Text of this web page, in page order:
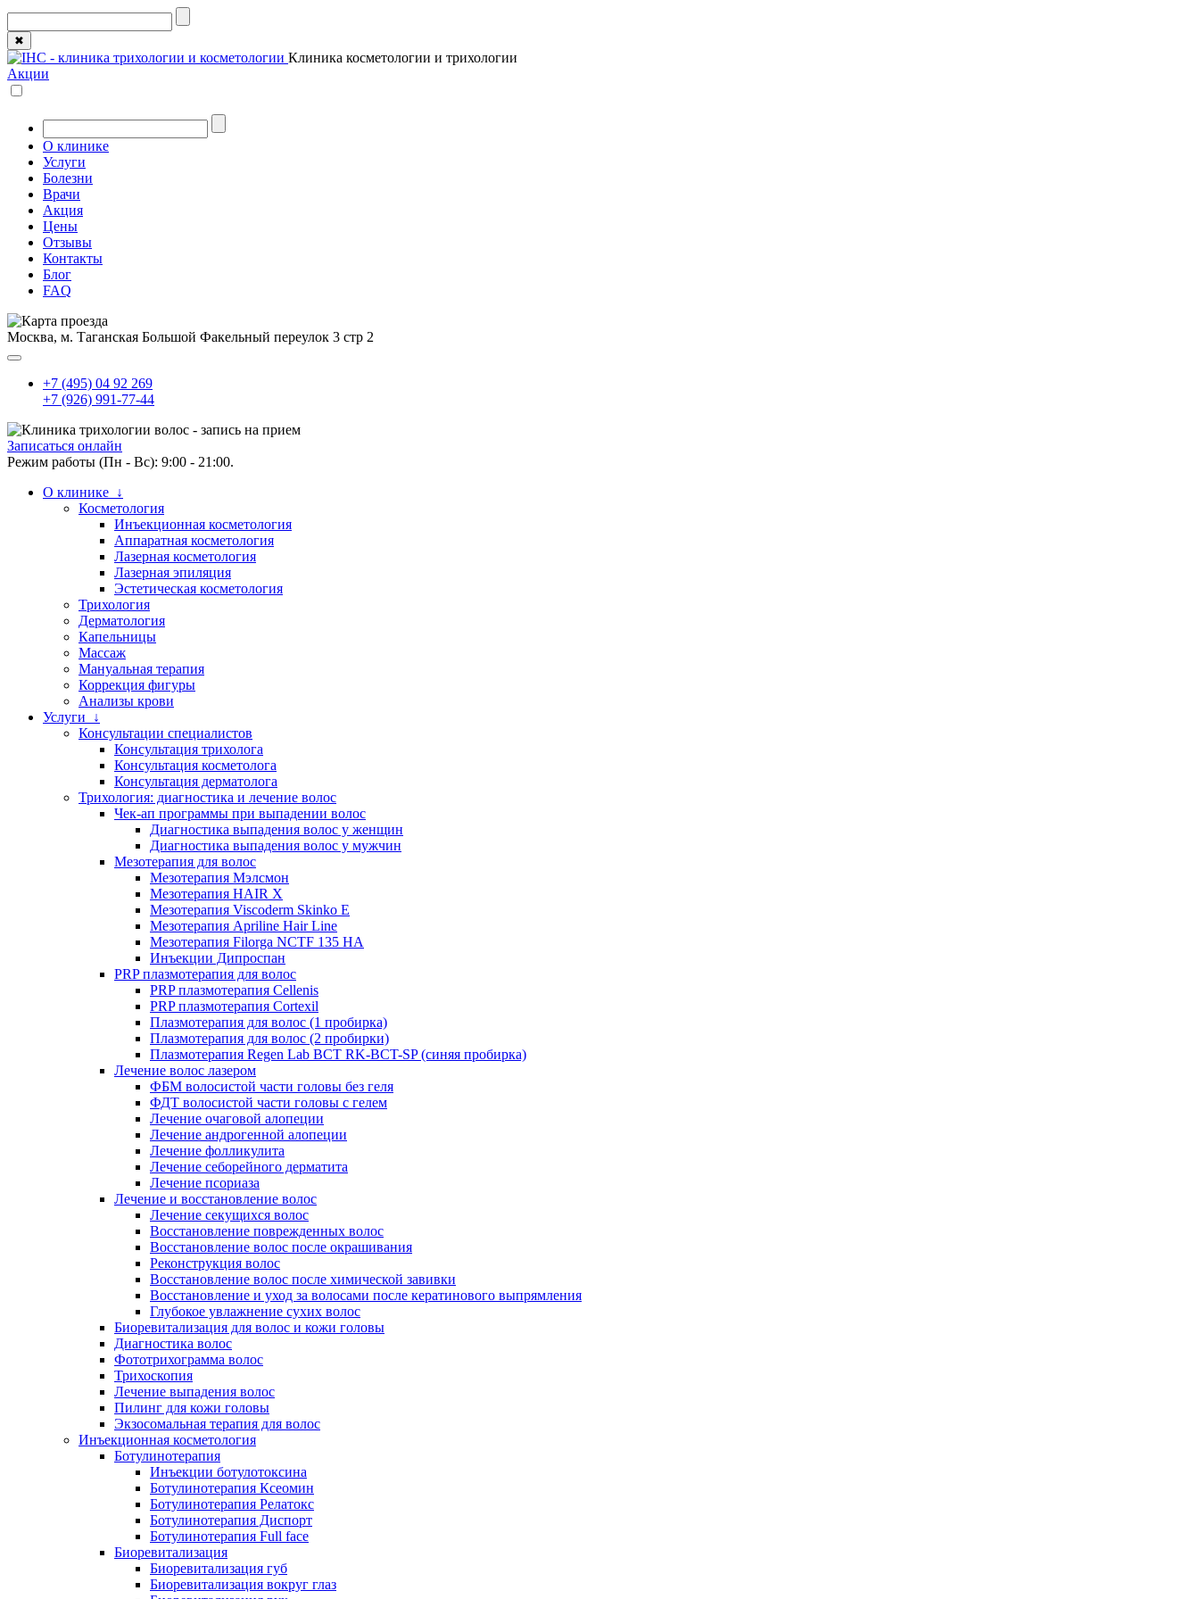
✖
Клиника косметологии и трихологии
Акции
О клинике
Услуги
Болезни
Врачи
Акция
Цены
Отзывы
Контакты
Блог
FAQ
Москва, м. Таганская Большой Факельный переулок 3 стр 2
+7 (495) 04 92 269
+7 (926) 991-77-44
Записаться онлайн
Режим работы (Пн - Вс): 9:00 - 21:00.
О клинике ↓
Косметология
Инъекционная косметология
Аппаратная косметология
Лазерная косметология
Лазерная эпиляция
Эстетическая косметология
Трихология
Дерматология
Капельницы
Массаж
Мануальная терапия
Коррекция фигуры
Анализы крови
Услуги ↓
Консультации специалистов
Консультация трихолога
Консультация косметолога
Консультация дерматолога
Трихология: диагностика и лечение волос
Чек-ап программы при выпадении волос
Диагностика выпадения волос у женщин
Диагностика выпадения волос у мужчин
Мезотерапия для волос
Мезотерапия Мэлсмон
Мезотерапия HAIR X
Мезотерапия Viscoderm Skinko E
Мезотерапия Apriline Hair Line
Мезотерапия Filorga NCTF 135 HA
Инъекции Дипроспан
PRP плазмотерапия для волос
PRP плазмотерапия Cellenis
PRP плазмотерапия Cortexil
Плазмотерапия для волос (1 пробирка)
Плазмотерапия для волос (2 пробирки)
Плазмотерапия Regen Lab BCT RK-BCT-SP (синяя пробирка)
Лечение волос лазером
ФБМ волосистой части головы без геля
ФДТ волосистой части головы с гелем
Лечение очаговой алопеции
Лечение андрогенной алопеции
Лечение фолликулита
Лечение себорейного дерматита
Лечение псориаза
Лечение и восстановление волос
Лечение секущихся волос
Восстановление поврежденных волос
Восстановление волос после окрашивания
Реконструкция волос
Восстановление волос после химической завивки
Восстановление и уход за волосами после кератинового выпрямления
Глубокое увлажнение сухих волос
Биоревитализация для волос и кожи головы
Диагностика волос
Фототрихограмма волос
Трихоскопия
Лечение выпадения волос
Пилинг для кожи головы
Экзосомальная терапия для волос
Инъекционная косметология
Ботулинотерапия
Инъекции ботулотоксина
Ботулинотерапия Ксеомин
Ботулинотерапия Релатокс
Ботулинотерапия Диспорт
Ботулинотерапия Full face
Биоревитализация
Биоревитализация губ
Биоревитализация вокруг глаз